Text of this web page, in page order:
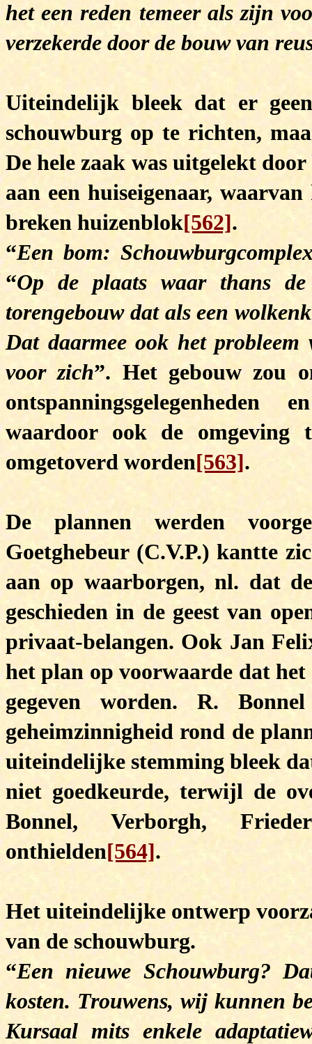
het een reden temeer als zijn
verzekerde door de bouw van
Uiteindelijk bleek dat er
schouwburg op te richten,
De hele zaak was uitgelekt
aan een huiseigenaar,
breken huizenblok[562].
“Een bom:
“Op de plaats waar thans
torengebouw dat als een
Dat daarmee ook het probleem
voor zich”. Het gebouw zou
waardoor ook de omgeving
omgetoverd worden[563].
De plannen werden
Goetghebeur (C.V.P.) kantte
aan op waarborgen, nl. dat
geschieden in de geest van
privaat-belangen. Ook Jan
het plan op voorwaarde dat
gegeven worden. R.
geheimzinnigheid rond de
uiteindelijke stemming bleek
niet goedkeurde, terwijl de
Bonnel, Verborgh,
onthielden[564].
Het uiteindelijke ontwerp
van de schouwburg.
“Een nieuwe Schouwburg?
kosten. Trouwens, wij kunnen
Kursaal mits enkele